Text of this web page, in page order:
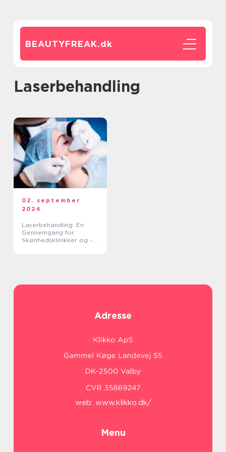
BEAUTYFREAK.dk
Laserbehandling
02. september
2024
Laserbehandling: En
Gennemgang for
Skønhedsklinikker og -
Adresse
web: www.klikko.dk/
Menu